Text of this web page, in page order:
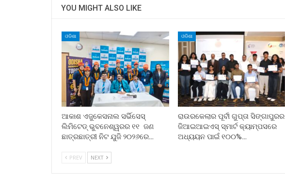
YOU MIGHT ALSO LIKE
ଓଡିଶା
ଆକାଶ ଏଜୁକେସନାଲ ସର୍ଭିସେସ୍
ଲିମିଟେଡ୍ ଭୁବନେଶ୍ୱରର ୧୧ ଜଣ
ଛାତ୍ରଛାତ୍ରୀ ନିଟ ଯୁଜି ୨୦୨୬ରେ…
ଓଡିଶା
ରାଉରକେଲାର ପୂର୍ବୀ ଗୁପ୍ତା ସିଙ୍ଗାପୁରର
ଜିଆଇଆଇଏସ୍ ସ୍ମାର୍ଟ କ୍ୟାମ୍ପସରେ
ଅଧ୍ୟୟନ ପାଇଁ ୧୦୦%…
PREV NEXT